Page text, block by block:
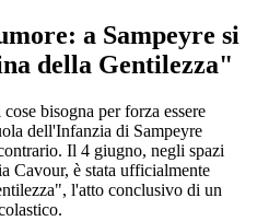
a Sampeyre si
della Gentilezza"
bisogna per forza essere
dell'Infanzia di Sampeyre
Il 4 giugno, negli spazi
Cavour, è stata ufficialmente
l'atto conclusivo di un